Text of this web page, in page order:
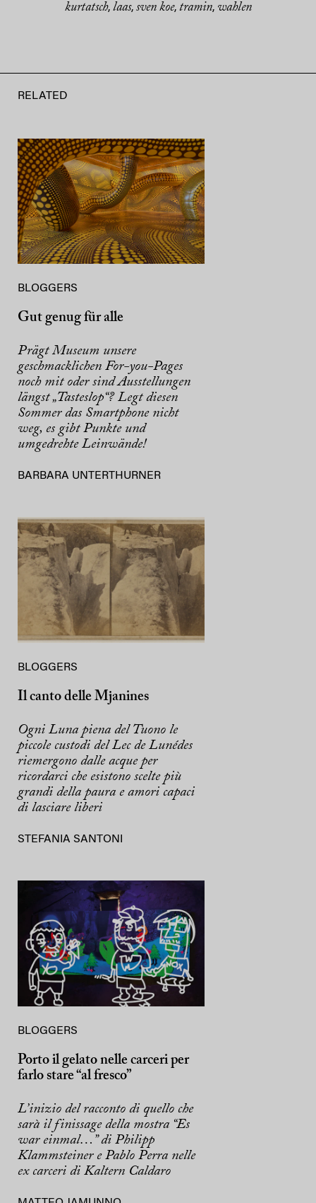
kurtatsch, laas, sven koe, tramin, wahlen
RELATED
BLOGGERS
Gut genug für alle
Prägt Museum unsere
geschmacklichen For-you-Pages
noch mit oder sind Ausstellungen
längst „Tasteslop“? Legt diesen
Sommer das Smartphone nicht
weg, es gibt Punkte und
umgedrehte Leinwände!
BARBARA UNTERTHURNER
BLOGGERS
Il canto delle Mjanines
Ogni Luna piena del Tuono le
piccole custodi del Lec de Lunédes
riemergono dalle acque per
ricordarci che esistono scelte più
grandi della paura e amori capaci
di lasciare liberi
STEFANIA SANTONI
BLOGGERS
Porto il gelato nelle carceri per
farlo stare “al fresco”
L’inizio del racconto di quello che
sarà il finissage della mostra “Es
war einmal…” di Philipp
Klammsteiner e Pablo Perra nelle
ex carceri di Kaltern Caldaro